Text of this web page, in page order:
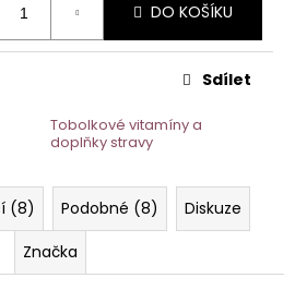
DO KOŠÍKU
Tobolkové vitamíny a
doplňky stravy
Sdílet
(8) Podobné (8)
Diskuze
Značka